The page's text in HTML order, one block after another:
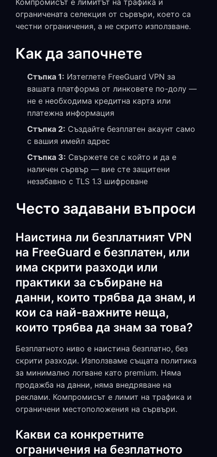
Компромисът е лимитът на трафика и
ограничената селекция от сървъри, което са
честни ограничения, а не скрито използване.
Как да започнете
Стъпка 1: Изтеглете FreeGuard VPN за
вашата платформа от линковете по-долу —
не е необходима кредитна карта или
платежна информация
Стъпка 2: Създайте безплатен акаунт само
с вашия имейл адрес
Стъпка 3: Свържете се с който и да е
наличен сървър — вие сте защитени
незабавно с TLS 1.3 шифроване
Често задавани въпроси
Наистина ли безплатният VPN
на FreeGuard е безплатен, или
има скрити разходи или
практики за събиране на
данни, които трябва да знам, и
кои са най-важните неща,
които трябва да знам за това?
Безплатното ниво е наистина безплатно, без
скрити разходи. Използваме същата политика
за минимално логване като premium. Няма
продажба на данни, няма внедряване на
реклами. Компромисът е лимит на трафика и
ограничени местоположения на сървъри.
Какви са конкретните
ограничения на безплатното